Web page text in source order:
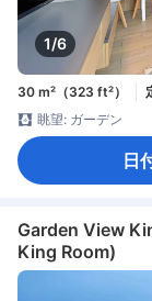
1/6
30 m²（323 ft²）
眺望: ガーデン
日
Garden View
King Room)